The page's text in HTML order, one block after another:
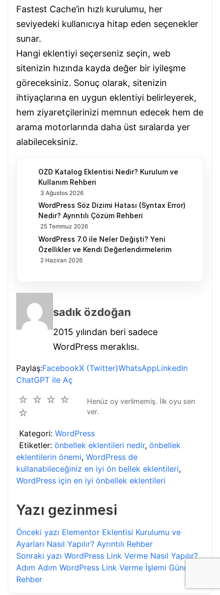
Fastest Cache’in hızlı kurulumu, her
seviyedeki kullanıcıya hitap eden seçenekler
sunar.
Hangi eklentiyi seçerseniz seçin, web
sitenizin hızında kayda değer bir iyileşme
göreceksiniz. Sonuç olarak, sitenizin
ihtiyaçlarına en uygun eklentiyi belirleyerek,
hem ziyaretçilerinizi memnun edecek hem de
arama motorlarında daha üst sıralarda yer
alabileceksiniz.
OZD Katalog Eklentisi Nedir? Kurulum ve
Kullanım Rehberi
3 Ağustos 2026
WordPress Söz Dizimi Hatası (Syntax Error)
Nedir? Ayrıntılı Çözüm Rehberi
25 Temmuz 2026
WordPress 7.0 ile Neler Değişti? Yeni
Özellikler ve Kendi Değerlendirmelerim
2 Haziran 2026
sadık özdoğan
2015 yılından beri sadece
WordPress meraklısı.
Paylaş:FacebookX (Twitter)WhatsAppLinkedIn
ChatGPT ile Aç
☆ ☆ ☆ ☆
☆
Henüz oy verilmemiş. İlk oyu sen
ver.
Kategori: WordPress
Etiketler: önbellek eklentileri nedir, önbellek
eklentilerin önemi, WordPress de
kullanabileceğiniz en iyi ön bellek eklentileri,
WordPress için en iyi önbellek eklentileri
Yazı gezinmesi
Önceki yazı Elementor Eklentisi Kurulumu ve
Ayarları Nasıl Yapılır? Ayrıntılı Rehber
Sonraki yazı WordPress Link Verme Nasıl Yapılır?
Adım Adım WordPress Link Verme İşlemi Güncel
Rehber